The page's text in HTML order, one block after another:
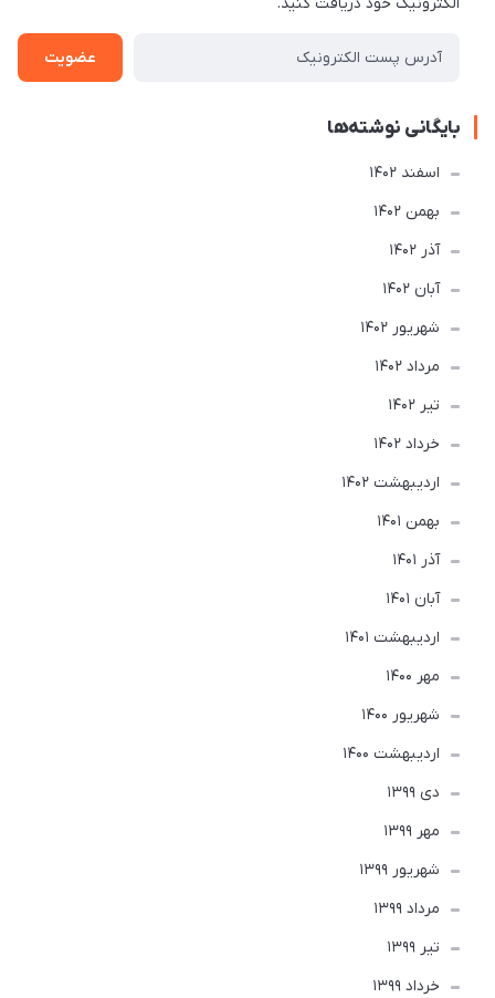
عضویت
بایگانی نوشته‌ها
اسفند 1402
بهمن 1402
آذر 1402
آبان 1402
شهریور 1402
مرداد 1402
تير 1402
خرداد 1402
ارديبهشت 1402
بهمن 1401
آذر 1401
آبان 1401
ارديبهشت 1401
مهر 1400
شهریور 1400
ارديبهشت 1400
دی 1399
مهر 1399
شهریور 1399
مرداد 1399
تير 1399
خرداد 1399